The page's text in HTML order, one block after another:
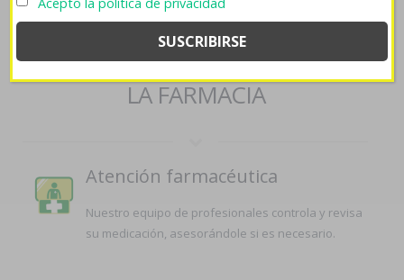
españa/:: farmaciapilarica.es::Augmentine online
SERVICIOS QUE OFRECEMOS EN
LA FARMACIA
Atención farmacéutica
Nuestro equipo de profesionales controla y revisa
su medicación, asesorándole si es necesario.